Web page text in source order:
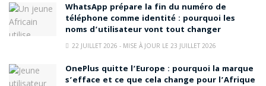
WhatsApp prépare la fin du numéro de
téléphone comme identité : pourquoi les
noms d’utilisateur vont tout changer
22 JUILLET 2026 - MISE À JOUR LE 23 JUILLET 2026
OnePlus quitte l’Europe : pourquoi la marque
s’efface et ce que cela change pour l’Afrique